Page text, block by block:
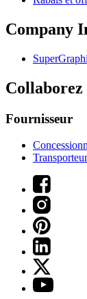
Company
Collaborez
Fournisseur